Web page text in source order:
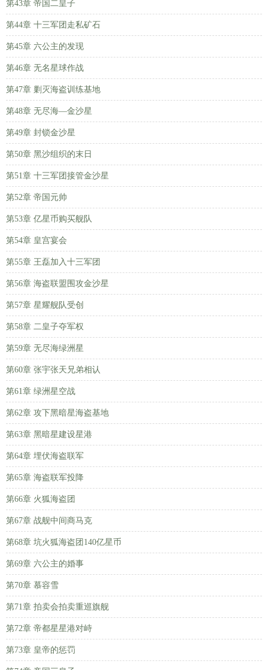
第43章 帝国二皇子
第44章 十三军团走私矿石
第45章 六公主的发现
第46章 无名星球作战
第47章 剿灭海盗训练基地
第48章 无尽海—金沙星
第49章 封锁金沙星
第50章 黑沙组织的末日
第51章 十三军团接管金沙星
第52章 帝国元帅
第53章 亿星币购买舰队
第54章 皇宫宴会
第55章 王磊加入十三军团
第56章 海盗联盟围攻金沙星
第57章 星耀舰队受创
第58章 二皇子夺军权
第59章 无尽海绿洲星
第60章 张宇张天兄弟相认
第61章 绿洲星空战
第62章 攻下黑暗星海盗基地
第63章 黑暗星建设星港
第64章 埋伏海盗联军
第65章 海盗联军投降
第66章 火狐海盗团
第67章 战舰中间商马克
第68章 坑火狐海盗团140亿星币
第69章 六公主的婚事
第70章 慕容雪
第71章 拍卖会拍卖重巡旗舰
第72章 帝都星星港对峙
第73章 皇帝的惩罚